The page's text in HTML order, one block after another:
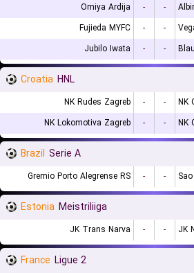
Omiya Ardija
- -
Fujieda MYFC
- -
Jubilo Iwata
- -
Croatia HNL
NK Rudes Zagreb - -
NK
NK Lokomotiva Zagreb
- - NK
Brazil Serie A
Gremio Porto Alegrense RS - -
Estonia Meistriliiga
JK Trans Narva - - JK
France Ligue 2